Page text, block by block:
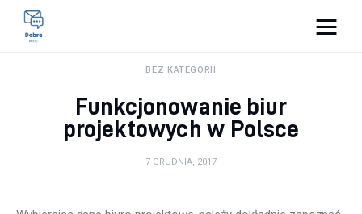
Lifestyle
BEZ KATEGORII
Funkcjonowanie biur
projektowych w Polsce
7 GRUDNIA, 2017